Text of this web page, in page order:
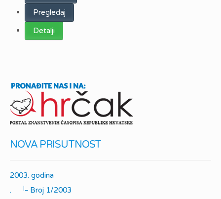
Pregledaj
Detalji
NOVA PRISUTNOST
2003. godina
.
|_
Broj 1/2003